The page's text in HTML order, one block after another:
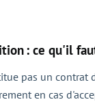
: ce qu'il
pas un
en cas